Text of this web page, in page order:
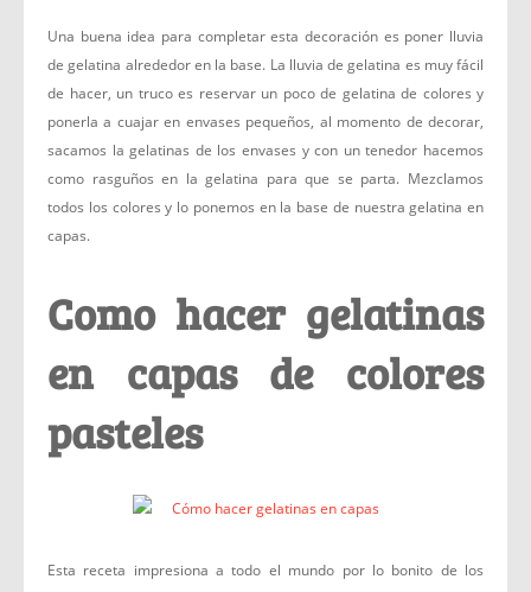
Una buena idea para completar esta decoración es poner lluvia
de gelatina alrededor en la base. La lluvia de gelatina es muy fácil
de hacer, un truco es reservar un poco de gelatina de colores y
ponerla a cuajar en envases pequeños, al momento de decorar,
sacamos la gelatinas de los envases y con un tenedor hacemos
como rasguños en la gelatina para que se parta. Mezclamos
todos los colores y lo ponemos en la base de nuestra gelatina en
capas.
Como hacer gelatinas
en capas de colores
pasteles
Esta receta impresiona a todo el mundo por lo bonito de los